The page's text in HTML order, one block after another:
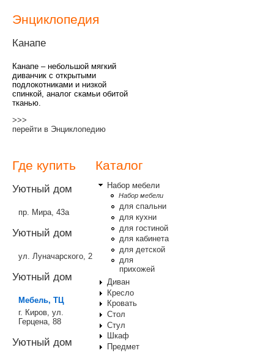
Энциклопедия
Канапе
Канапе – небольшой мягкий
диванчик с открытыми
подлокотниками и низкой
спинкой, аналог скамьи обитой
тканью.
>>>
перейти в Энциклопедию
Где купить
Уютный дом
пр. Мира, 43а
Уютный дом
ул. Луначарского, 2
Уютный дом
Мебель, ТЦ
г. Киров, ул.
Герцена, 88
Уютный дом
Каталог
Набор мебели
Набор мебели
для спальни
для кухни
для гостиной
для кабинета
для детской
для
прихожей
Диван
Кресло
Кровать
Стол
Стул
Шкаф
Предмет